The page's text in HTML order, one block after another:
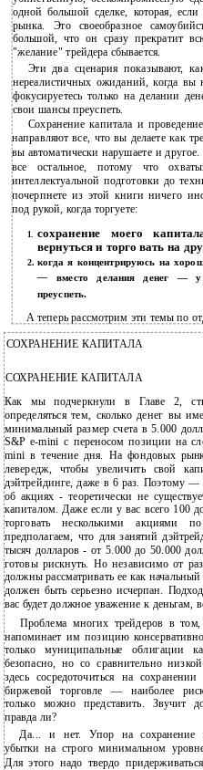
одной большой сделке, которая,
рынка. Это своеобразное
большой, что он сразу прекратит
"желание" трейдера сбывается.
Эти два сценария показывают,
нереалистичных ожиданий, когда вы
фокусируетесь только на делании
свои шансы преуспеть.
Сохранение капитала и
направляют все, что вы делаете как
вы автоматически нарушаете и
все остальное, потому что
интеллектуальной подготовки до
почерпнете из этой книги ничего
под рукой, когда торгуете:
1.
сохранение моего
вернуться и торго вать на
2. когда я концентрируюсь на
— вместо делания денег —
преуспеть.
А теперь рассмотрим эти темы по
СОХРАНЕНИЕ КАПИТАЛА
СОХРАНЕНИЕ КАПИТАЛА
Как мы подчеркнули в Главе 2,
определяться тем, сколько денег вы
минимальный размер счета в 5.000
S&P e-mini с переносом позиции на
mini в течение дня. На фондовых
левередж, чтобы увеличить свой
дэйтрейдинге, даже в 6 раз. Поэтому —
об акциях - теоретически не
капиталом. Даже если у вас всего 100
торговать несколькими
предполагаем, что для занятий
тысяч долларов - от 5.000 до 50.000
готовы рискнуть. Но независимо от
должны рассматривать ее как
должен быть серьезно исчерпан.
вас будет должное уважение к деньгам,
Проблема многих трейдеров в
напоминает им позицию
только муниципальные облигации
безопасно, но со сравнительно
здесь сосредоточиться на
биржевой торговле — наиболее
только можно представить. Звучит
правда ли?
Да... и нет. Упор на сохранение
убытки на строго минимальном
Для этого надо твердо